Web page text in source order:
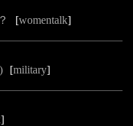
[womentalk]
[military]
]